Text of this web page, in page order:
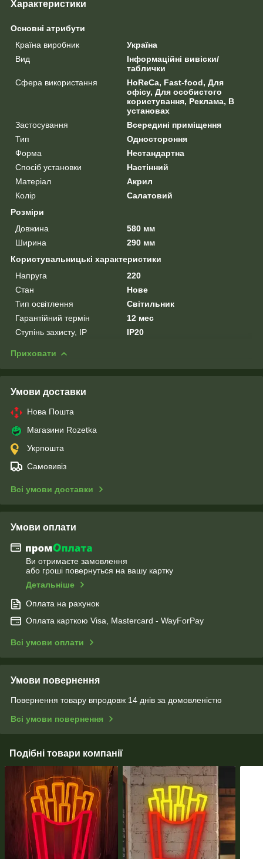
Характеристики
Основні атрибути
Країна виробник
Україна
Вид
Інформаційні вивіски/
таблички
Сфера використання
HoReCa, Fast-food, Для
офісу, Для особистого
користування, Реклама, В
установах
Застосування
Всередині приміщення
Тип
Одностороння
Форма
Нестандартна
Спосіб установки
Настінний
Матеріал
Акрил
Колір
Салатовий
Розміри
Довжина
580 мм
Ширина
290 мм
Користувальницькі характеристики
Напруга
220
Стан
Нове
Тип освітлення
Світильник
Гарантійний термін
12 мес
Ступінь захисту, IP
IP20
Приховати
Умови доставки
Нова Пошта
Магазини Rozetka
Укрпошта
Самовивіз
Всі умови доставки
Умови оплати
Ви отримаєте замовлення
або гроші повернуться на вашу картку
Детальніше
Оплата на рахунок
Оплата карткою Visa, Mastercard - WayForPay
Всі умови оплати
Умови повернення
Повернення товару впродовж 14 днів за домовленістю
Всі умови повернення
Подібні товари компанії